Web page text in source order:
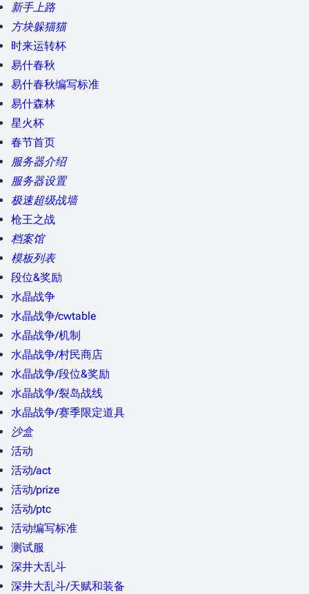
新手上路
方块躲猫猫
时来运转杯
易什春秋
易什春秋编写标准
易什森林
星火杯
春节首页
服务器介绍
服务器设置
极速超级战墙
枪王之战
档案馆
模板列表
段位&奖励
水晶战争
水晶战争/cwtable
水晶战争/机制
水晶战争/村民商店
水晶战争/段位&奖励
水晶战争/裂岛战线
水晶战争/赛季限定道具
沙盒
活动
活动/act
活动/prize
活动/ptc
活动编写标准
测试服
深井大乱斗
深井大乱斗/天赋和装备